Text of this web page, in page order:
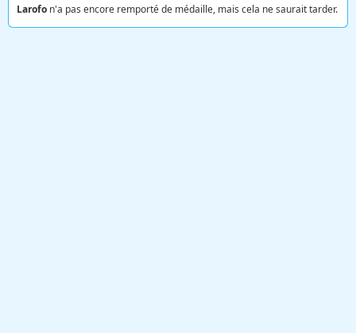
Larofo n'a pas encore remporté de médaille, mais cela ne saurait tarder.